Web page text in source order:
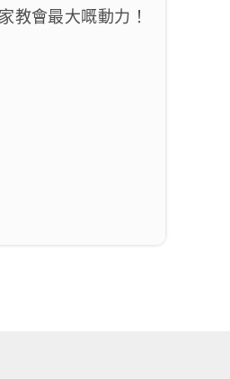
教會最大嘅動力！